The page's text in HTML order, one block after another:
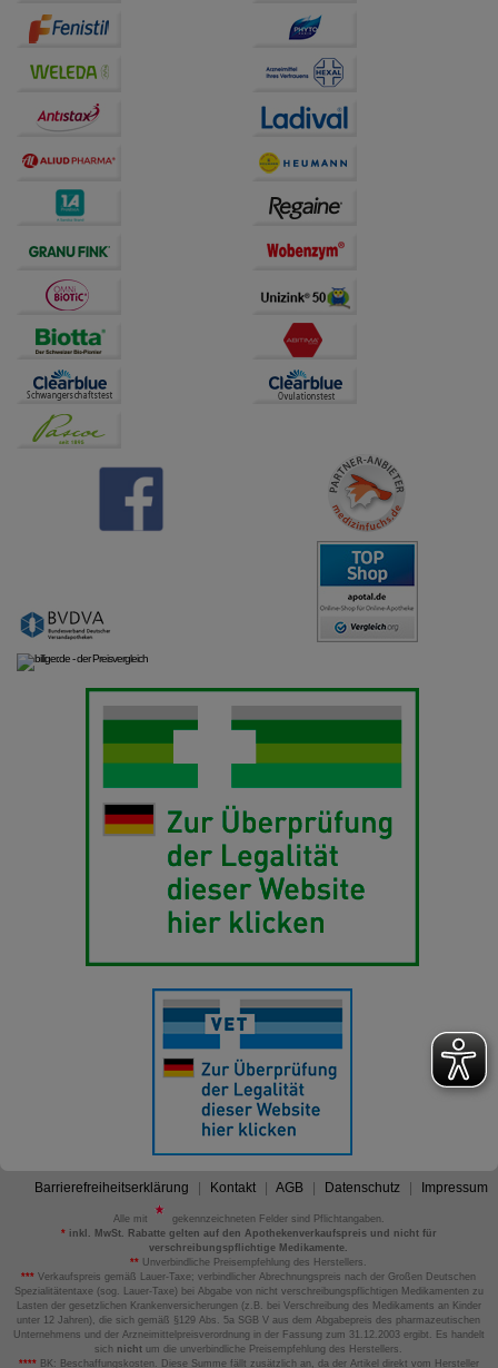
auch auf Ihre Bedürfnisse zugeschrittene Inhalte
betreiben.
Statistik & Tracking:
Hierüber lassen sich
Informationen über die Art und Weise der Nutzung
unserer Website sammeln, mit deren Hilfe wir unsere
Website weiter für Sie optimieren können, den Inhalt
auf unserer Website aber auch die Werbung auf
Drittseiten möglichst relevant für Sie zu gestalten.
Dritte wie z.B. Google oder soziale Medien
Barrierefreiheitserklärung Kontakt AGB Datenschutz Impressum
Alle mit
gekennzeichneten Felder sind Pflichtangaben.
*inkl. MwSt. Rabatte gelten auf den Apothekenverkaufspreis und nicht für
verschreibungspflichtige Medikamente.
** Unverbindliche Preisempfehlung des Herstellers.
*** Verkaufspreis gemäß Lauer-Taxe; verbindlicher Abrechnungspreis nach der Großen Deutschen
Spezialitätentaxe (sog. Lauer-Taxe) bei Abgabe von nicht verschreibungspflichtigen Medikamenten zu
Lasten der gesetzlichen Krankenversicherungen (z.B. bei Verschreibung des Medikaments an Kinder
unter 12 Jahren), die sich gemäß §129 Abs. 5a SGB V aus dem Abgabepreis des pharmazeutischen
Unternehmens und der Arzneimittelpreisverordnung in der Fassung zum 31.12.2003 ergibt. Es handelt
sich nicht um die unverbindliche Preisempfehlung des Herstellers.
****BK: Beschaffungskosten. Diese Summe fällt zusätzlich an, da der Artikel direkt vom Hersteller